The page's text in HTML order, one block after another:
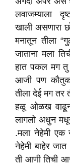
लवाजम्याला
खाली असणारा
मनातून तीला
जाताना मला
हात पकल मग
आजी पण
तीला देई मग
हळू ओळख वाढून
लागलो अधुन
.मला नेहेमी एक
नेहेमी बाहेर
ती आणी तिची